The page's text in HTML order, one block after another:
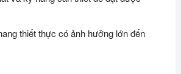
thiết thực có ảnh hưởng lớn đến